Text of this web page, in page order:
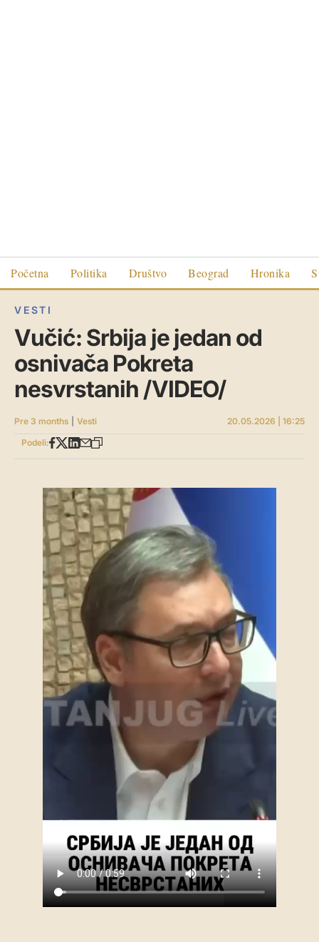
Početna Politika Društvo Beograd Hronika
VESTI
Vučić: Srbija je jedan od
osnivača Pokreta
nesvrstanih /VIDEO/
Pre 3 months Vesti
20.05.2026 | 16:25
Podeli: